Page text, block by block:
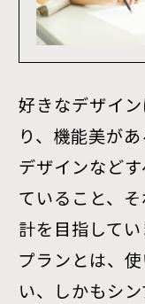
好きなデザイ
り、機能美が
デザインなど
ていること、
計を目指して
プランとは、
い、しかもシ